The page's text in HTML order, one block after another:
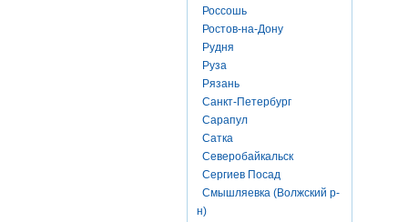
Россошь
Ростов-на-Дону
Рудня
Руза
Рязань
Санкт-Петербург
Сарапул
Сатка
Северобайкальск
Сергиев Посад
Смышляевка (Волжский р-
н)